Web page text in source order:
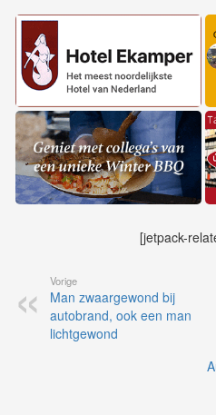
[jetpack-
Vorige
Man zwaargewond bij
autobrand, ook een man
lichtgewond